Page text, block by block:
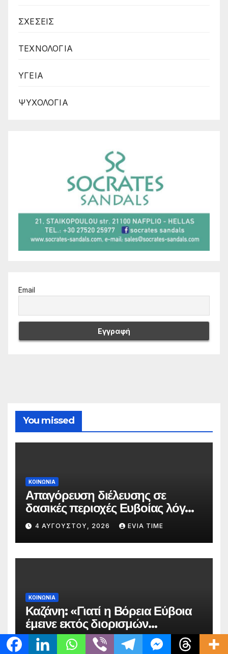
ΣΧΕΣΕΙΣ
ΤΕΧΝΟΛΟΓΙΑ
ΥΓΕΙΑ
ΨΥΧΟΛΟΓΙΑ
Email
You missed
ΚΟΙΝΩΝΙΑ
Απαγόρευση διέλευσης σε
δασικές περιοχές Ευβοίας λόγω
πολύ υψηλού κινδύνου
πυρκαγιάς
4 ΑΥΓΟΎΣΤΟΥ, 2026 EVIA TIME
ΚΟΙΝΩΝΙΑ
Καζάνη: «Γιατί η Βόρεια Εύβοια
έμεινε εκτός διορισμών
δασκάλων;»
4 ΑΥΓΟΎΣΤΟΥ, 2026 EVIA TIME